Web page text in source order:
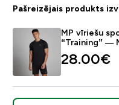
Pašreizējais produkts
MP vīriešu
“Training” —
28.00€‎